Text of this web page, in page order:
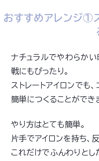
おすすめアレンジ①
ナチュラルでやわらか
戦にもぴったり。
ストレートアイロンでも
簡単につくることができ
やり方はとても簡単。
片手でアイロンを持ち、
これだけでふんわりと